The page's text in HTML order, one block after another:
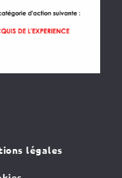
légales